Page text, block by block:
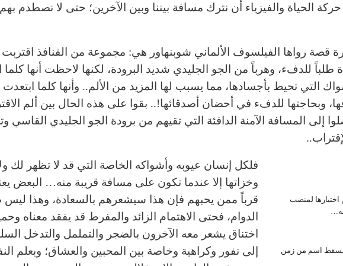
الحياة والفيزياء أن نترك مسافة بيننا وبين الآخرين؛ حتى لا نصطدم
قصة رواها الفيلسوف الألماني شوبنهاور هي: مجموعة من القنافذ
طلباً للدفء، وهرباً من الجو الجليدي شديد البرودة، لكنها لاحظت أنها
التي تحيط بأجسادها، مما يسبب لها المزيد من الألم.. وأنها كلما
وبحاجتها للدفء في أحضان أصدقائها!.. بقوا على هذه الحال بين ألم
إلى المسافة الآمنة الدافئة التي تقيهم من برودة الجو الجليدي
اختيارها لمنصب
اسم من زمن
فلكل إنسان عيوبه وأشواكه الخاصة التي قد لا تظهر لك
وخزاتها إلا عندما تكون على مسافة قريبة منه… البعض
قرباً ممن يحبهم فإن هذا سيشعرهم بالسعادة، وهذا
الدوام، فحتى الاهتمام الزائد والمفرط قد يفقد معناه
اختناق يشعر معه الآخرون بالضجر والتململ والتدخل
إلى نفور وكراهية وخاصة بين المحبين والعشاق؛ وبعلم